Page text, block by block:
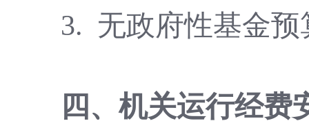
3. 无政府性基金
四、机关运行经费